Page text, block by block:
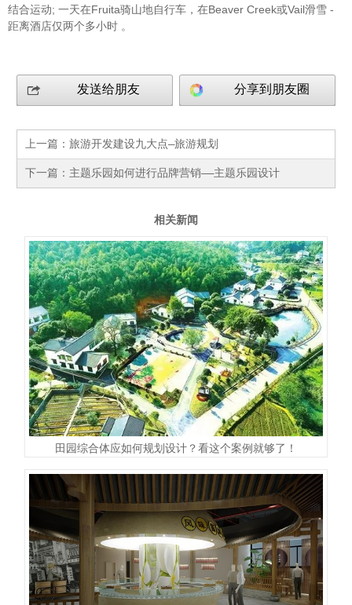
结合运动; 一天在Fruita骑山地自行车，在Beaver Creek或Vail滑雪 -
距离酒店仅两个多小时 。
发送给朋友 分享到朋友圈
上一篇： 旅游开发建设九大点—旅游规划
下一篇： 主题乐园如何进行品牌营销——主题乐园设计
相关新闻
田园综合体应如何规划设计？看这个案例就够了！